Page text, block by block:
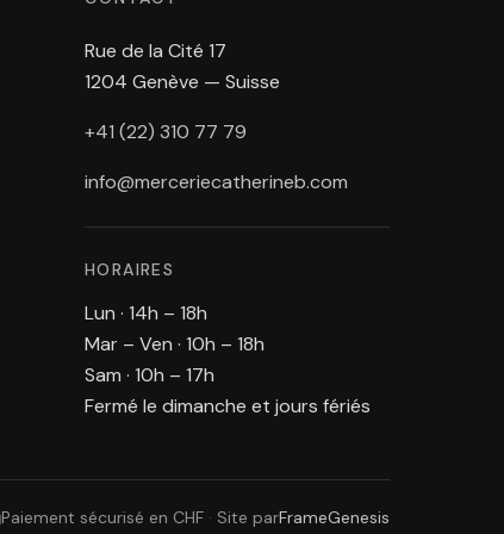
Rue de la Cité 17
1204 Genève — Suisse
+41 (22) 310 77 79
info@merceriecatherineb.com
HORAIRES
Lun · 14h – 18h
Mar – Ven · 10h – 18h
Sam · 10h – 17h
Fermé le dimanche et jours fériés
Paiement sécurisé en CHF · Site parFrameGenesis